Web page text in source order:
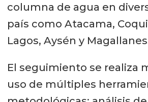
columna de agua en
país como Atacama,
Lagos, Aysén y
El seguimiento se realiza
uso de múltiples